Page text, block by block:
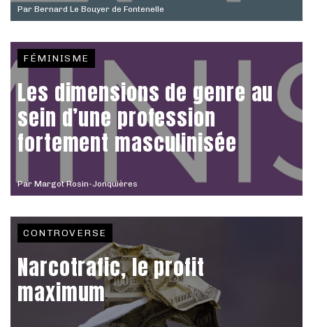
Par Bernard Le Bouyer de Fontenelle
Par Margot Rosin-Jonquières
FÉMINISME
Les dimensions de genre au
sein d’une profession
fortement masculinisée
CONTROVERSE
Narcotrafic, le profit
maximum